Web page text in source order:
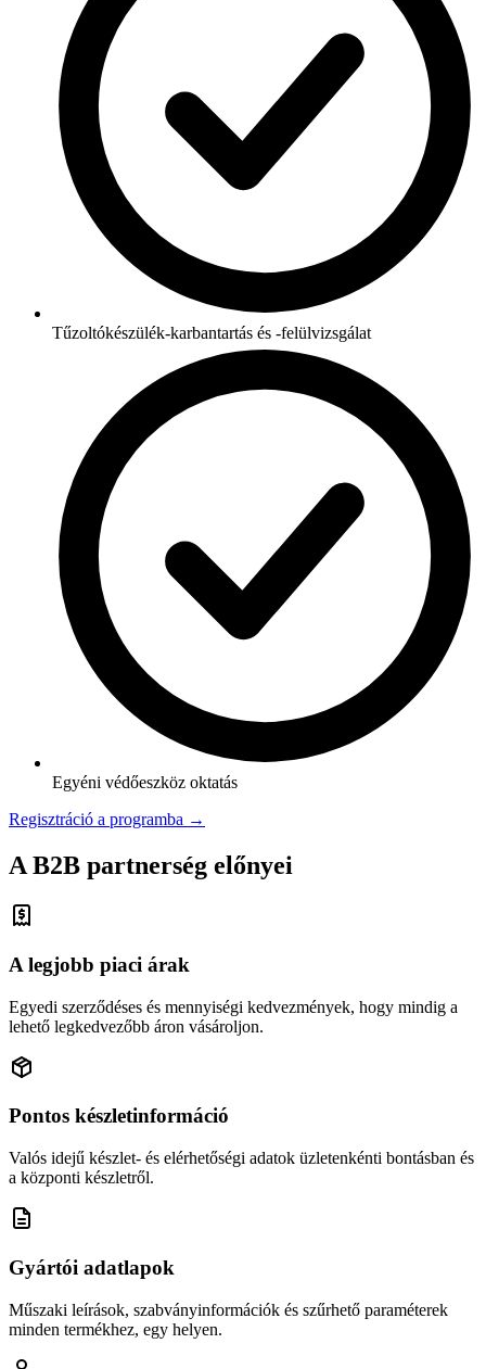
Tűzoltókészülék-karbantartás és -felülvizsgálat
Egyéni védőeszköz oktatás
Regisztráció a programba →
A B2B partnerség előnyei
A legjobb piaci árak
Egyedi szerződéses és mennyiségi kedvezmények, hogy mindig a
lehető legkedvezőbb áron vásároljon.
Pontos készletinformáció
Valós idejű készlet- és elérhetőségi adatok üzletenkénti bontásban és
a központi készletről.
Gyártói adatlapok
Műszaki leírások, szabványinformációk és szűrhető paraméterek
minden termékhez, egy helyen.